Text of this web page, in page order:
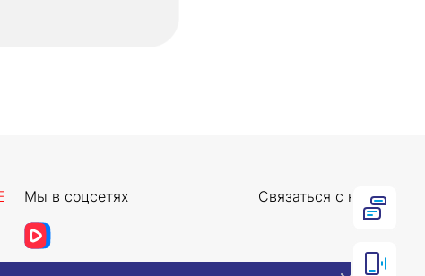
Мы в соцсетях Связаться с нами